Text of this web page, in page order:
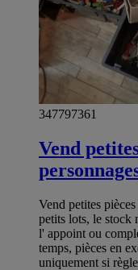
347797361
Vend
Vend petites
petits lots, le stock
l' appoint ou
temps, pièces en
uniquement si